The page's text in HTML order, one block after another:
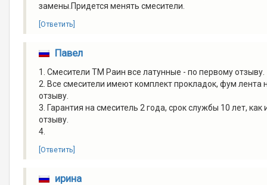
замены.Придется менять смесители.
[Ответить]
Павел
1. Смесители ТМ Раин все латунные - по первому отзыву.
2. Все смесители имеют комплект прокладок, фум
отзыву.
3. Гарантия на смеситель 2 года, срок службы 10 лет,
отзыву.
4.
[Ответить]
ирина